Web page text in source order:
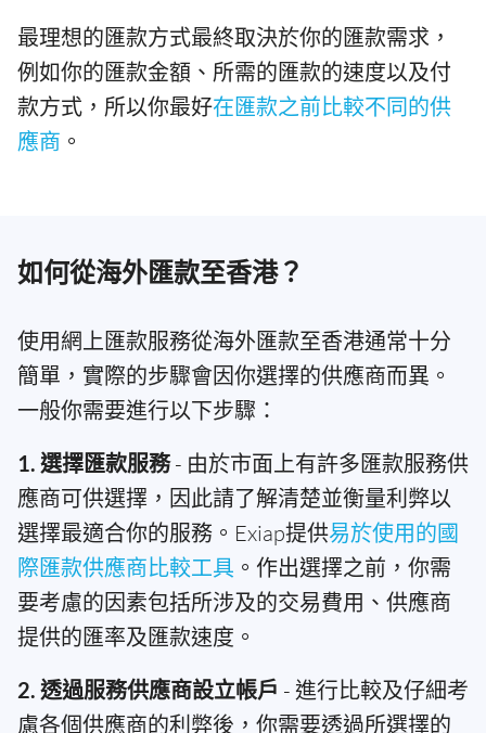
最理想的匯款方式最終取決於你的匯款需求，
例如你的匯款金額、所需的匯款的速度以及付
款方式，所以你最好在匯款之前比較不同的供
應商 。
如何從海外匯款至香港？
使用網上匯款服務從海外匯款至香港通常十分
簡單，實際的步驟會因你選擇的供應商而異。
一般你需要進行以下步驟：
1. 選擇匯款服務- 由於市面上有許多匯款服務供
應商可供選擇，因此請了解清楚並衡量利弊以
選擇最適合你的服務。Exiap提供易於使用的國
際匯款供應商比較工具 。作出選擇之前，你需
要考慮的因素包括所涉及的交易費用、供應商
提供的匯率及匯款速度。
2. 透過服務供應商設立帳戶 - 進行比較及仔細考
慮各個供應商的利弊後，你需要透過所選擇的